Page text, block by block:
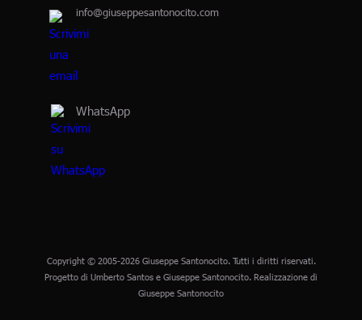
info@giuseppesantonocito.com
WhatsApp
Copyright © 2005-2026 Giuseppe Santonocito. Tutti i diritti riservati.
Progetto di Umberto Santos e Giuseppe Santonocito. Realizzazione di
Giuseppe Santonocito